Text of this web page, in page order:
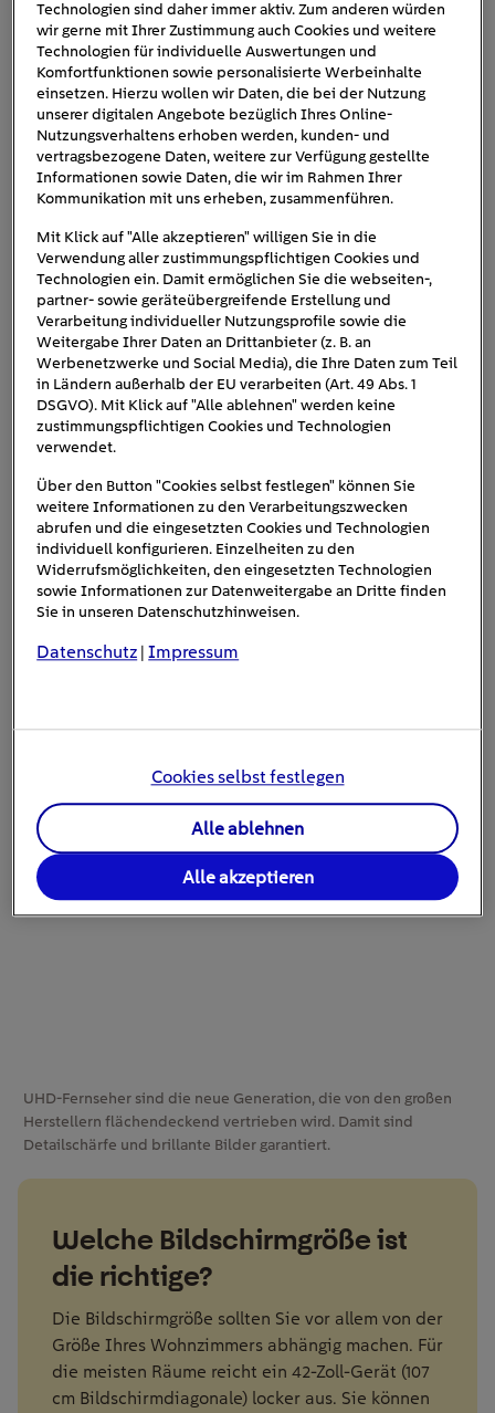
bloßen Auge zu erkennen sind. Grundsätzlich
gilt: Je höher die Auflösung, desto schärfer das
Bild.
Die BezeichnungHD bzw. High Definitionwurde
eingeführt, um die deutlich bessere Darstellung
des Fernsehbildes von der bis dato
gebräuchlichen Auflösung von Standard-TVs,
kurz SD-TVs, abzugrenzen. High Definition
beginnt bei einer Auflösung von mindestens
1.280 x 720 Pixeln.
BeiFull HD handelt es sich um die aktuell am
häufigsten genutzte Auflösung. Sie beträgt 1.920
x 1.080 Pixel. Ein Full-HD-Fernseher verfügt also
über eine sehr scharfe und detailreiche
Auflösung.
4K oder UHDist der neue Standard für die
Auflösung bei TV-Geräten. Mit 3.840 x 2.160 Pixel
ist 4K beziehungsweise UHD nochmal eine
ganze Ecke schärfer und detailreicher als Full
HD. Da viele ältere Filme allerdings noch in Full
HD aufgenommen wurden, kommt bei der neuen
Technik oft das sogenannte 4K-Upscaling zum
von Full HD hochgerechnet wird. Dies sieht dann
nicht mithalten.
UHD-Fernseher sind die neue Generation, die von den großen
Herstellern flächendeckend vertrieben wird. Damit sind
Detailschärfe und brillante Bilder garantiert.
Welche Bildschirmgröße ist
die richtige?
Die Bildschirmgröße sollten Sie vor allem von der
Größe Ihres Wohnzimmers abhängig machen. Für
die meisten Räume reicht ein 42-Zoll-Gerät (107
cm Bildschirmdiagonale) locker aus. Sie können
Technologien sind daher immer aktiv. Zum anderen würden
wir gerne mit Ihrer Zustimmung auch Cookies und weitere
Technologien für individuelle Auswertungen und
Komfortfunktionen sowie personalisierte Werbeinhalte
einsetzen. Hierzu wollen wir Daten, die bei der Nutzung
unserer digitalen Angebote bezüglich Ihres Online-
Nutzungsverhaltens erhoben werden, kunden- und
vertragsbezogene Daten, weitere zur Verfügung gestellte
Informationen sowie Daten, die wir im Rahmen Ihrer
Kommunikation mit uns erheben, zusammenführen.
Mit Klick auf "Alle akzeptieren" willigen Sie in die
Verwendung aller zustimmungspflichtigen Cookies und
Technologien ein. Damit ermöglichen Sie die webseiten-,
partner- sowie geräteübergreifende Erstellung und
Verarbeitung individueller Nutzungsprofile sowie die
Weitergabe Ihrer Daten an Drittanbieter (z. B. an
Werbenetzwerke und Social Media), die Ihre Daten zum Teil
in Ländern außerhalb der EU verarbeiten (Art. 49 Abs. 1
DSGVO). Mit Klick auf "Alle ablehnen" werden keine
zustimmungspflichtigen Cookies und Technologien
verwendet.
Über den Button "Cookies selbst festlegen" können Sie
weitere Informationen zu den Verarbeitungszwecken
abrufen und die eingesetzten Cookies und Technologien
individuell konfigurieren. Einzelheiten zu den
Widerrufsmöglichkeiten, den eingesetzten Technologien
sowie Informationen zur Datenweitergabe an Dritte finden
Sie in unseren Datenschutzhinweisen.
Datenschutz |Impressum
Cookies selbst festlegen
Alle ablehnen
Alle akzeptieren